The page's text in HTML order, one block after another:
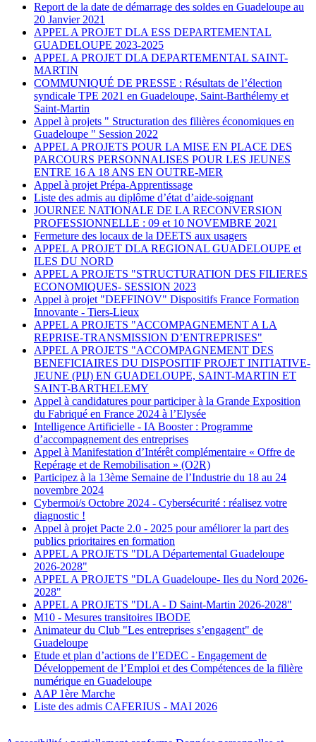
Report de la date de démarrage des soldes en Guadeloupe au
20 Janvier 2021
APPEL A PROJET DLA ESS DEPARTEMENTAL
GUADELOUPE 2023-2025
APPEL A PROJET DLA DEPARTEMENTAL SAINT-
MARTIN
COMMUNIQUÉ DE PRESSE : Résultats de l’élection
syndicale TPE 2021 en Guadeloupe, Saint-Barthélemy et
Saint-Martin
Appel à projets " Structuration des filières économiques en
Guadeloupe " Session 2022
APPEL A PROJETS POUR LA MISE EN PLACE DES
PARCOURS PERSONNALISES POUR LES JEUNES
ENTRE 16 A 18 ANS EN OUTRE-MER
Appel à projet Prépa-Apprentissage
Liste des admis au diplôme d’état d’aide-soignant
JOURNEE NATIONALE DE LA RECONVERSION
PROFESSIONNELLE : 09 et 10 NOVEMBRE 2021
Fermeture des locaux de la DEETS aux usagers
APPEL A PROJET DLA REGIONAL GUADELOUPE et
ILES DU NORD
APPEL A PROJETS "STRUCTURATION DES FILIERES
ECONOMIQUES- SESSION 2023
Appel à projet "DEFFINOV" Dispositifs France Formation
Innovante - Tiers-Lieux
APPEL A PROJETS "ACCOMPAGNEMENT A LA
REPRISE-TRANSMISSION D’ENTREPRISES"
APPEL A PROJETS "ACCOMPAGNEMENT DES
BENEFICIAIRES DU DISPOSITIF PROJET INITIATIVE-
JEUNE (PIJ) EN GUADELOUPE, SAINT-MARTIN ET
SAINT-BARTHELEMY
Appel à candidatures pour participer à la Grande Exposition
du Fabriqué en France 2024 à l’Elysée
Intelligence Artificielle - IA Booster : Programme
d’accompagnement des entreprises
Appel à Manifestation d’Intérêt complémentaire « Offre de
Repérage et de Remobilisation » (O2R)
Participez à la 13ème Semaine de l’Industrie du 18 au 24
novembre 2024
Cybermoi/s Octobre 2024 - Cybersécurité : réalisez votre
diagnostic !
Appel à projet Pacte 2.0 - 2025 pour améliorer la part des
publics prioritaires en formation
APPEL A PROJETS "DLA Départemental Guadeloupe
2026-2028"
APPEL A PROJETS "DLA Guadeloupe- Iles du Nord 2026-
2028"
APPEL A PROJETS "DLA - D Saint-Martin 2026-2028"
M10 - Mesures transitoires IBODE
Animateur du Club "Les entreprises s’engagent" de
Guadeloupe
Etude et plan d’actions de l’EDEC - Engagement de
Développement de l’Emploi et des Compétences de la filière
numérique en Guadeloupe
AAP 1ère Marche
Liste des admis CAFERIUS - MAI 2026